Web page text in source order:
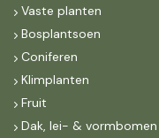
Vaste planten
Bosplantsoen
Coniferen
Klimplanten
Fruit
Dak, lei- & vormbomen